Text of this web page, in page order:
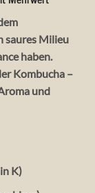
saures Milieu
haben.
Kombucha –
und
K)